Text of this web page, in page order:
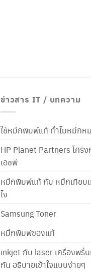
ข่าวสาร IT / บทความ
ใช้หมึกพิมพ์แท้ ทำไมหมึกห
HP Planet Partners โคร
เอชพี
หมึกพิมพ์แท้ กับ หมึกเทียบ
ไง
Samsung Toner
หมึกพิมพ์ของแท้
inkjet กับ laser เครื่องพริ้
กัน อธิบายเข้าใจแบบง่ายๆ